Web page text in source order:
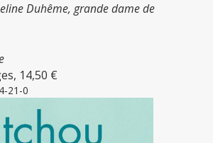
Duhême, grande dame de
14,50 €
21-0